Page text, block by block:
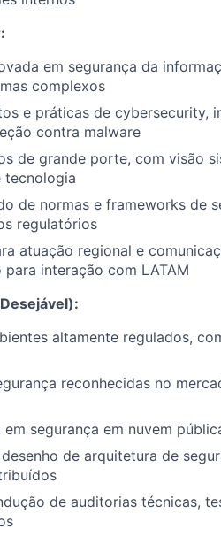
em segurança da
complexos
e práticas de cybersecurity,
contra malware
de grande porte, com visão
tecnologia
de normas e frameworks de
regulatórios
atuação regional e
interação com LATAM
altamente regulados,
reconhecidas no
segurança em nuvem
de arquitetura de
de auditorias técnicas,